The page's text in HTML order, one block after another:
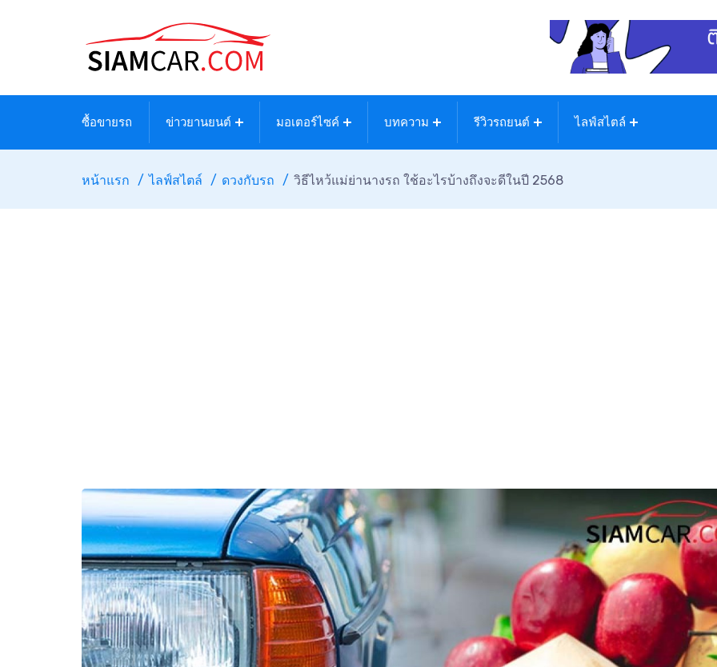
ซื้อขายรถ ข่าวยานยนต์ มอเตอร์ไซค์ บทความ รีวิวรถยนต์ ไลฟ์สไตล์
หน้าแรก ไลฟ์สไตล์ ดวงกับรถ วิธีไหว้แม่ย่านางรถ ใช้อะไรบ้างถึงจะดีในปี 2568